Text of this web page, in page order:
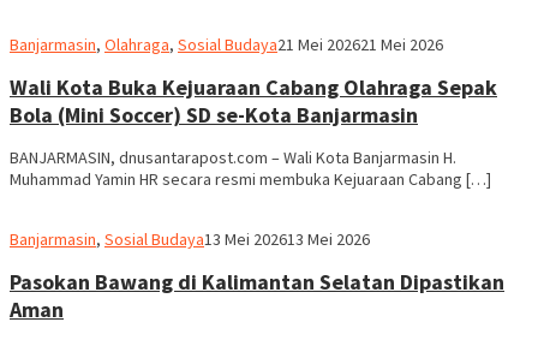
Banjarmasin, Olahraga, Sosial BudayaRedaksi
21 Mei 202621 Mei 2026
Wali Kota Buka Kejuaraan Cabang Olahraga Sepak
Bola (Mini Soccer) SD se-Kota Banjarmasin
BANJARMASIN, dnusantarapost.com – Wali Kota Banjarmasin H.
Muhammad Yamin HR secara resmi membuka Kejuaraan Cabang […]
Banjarmasin, Sosial BudayaRedaksi
13 Mei 202613 Mei 2026
Pasokan Bawang di Kalimantan Selatan Dipastikan
Aman